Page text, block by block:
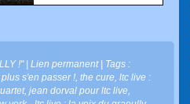
!"| Lien permanent| Tags :
s'en passer ! the cure ltc live :
, jean dorval pour ltc live